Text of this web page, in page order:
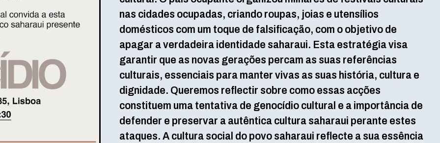
nas cidades ocupadas, criando roupas, joias e utensílios
domésticos com um toque de falsificação, com o objetivo de
apagar a verdadeira identidade saharaui. Esta estratégia visa
garantir que as novas gerações percam as suas referências
culturais, essenciais para manter vivas as suas história, cultura e
dignidade. Queremos reflectir sobre como essas acções
constituem uma tentativa de genocídio cultural e a importância de
defender e preservar a autêntica cultura saharaui perante estes
ataques. A cultura social do povo saharaui reflecte a sua essência